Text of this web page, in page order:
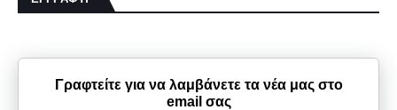
Γραφτείτε για να λαμβάνετε τα νέα μας στο
email σας